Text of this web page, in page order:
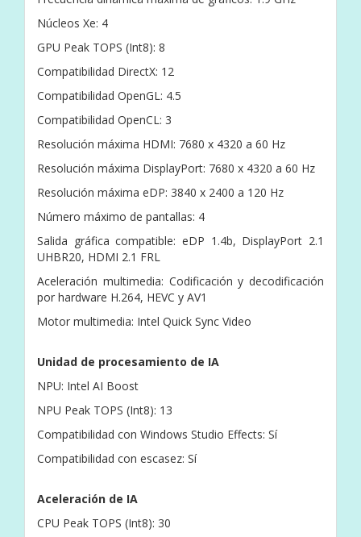
Núcleos Xe: 4
GPU Peak TOPS (Int8): 8
Compatibilidad DirectX: 12
Compatibilidad OpenGL: 4.5
Compatibilidad OpenCL: 3
Resolución máxima HDMI: 7680 x 4320 a 60 Hz
Resolución máxima DisplayPort: 7680 x 4320 a 60 Hz
Resolución máxima eDP: 3840 x 2400 a 120 Hz
Número máximo de pantallas: 4
Salida gráfica compatible: eDP 1.4b, DisplayPort 2.1
UHBR20, HDMI 2.1 FRL
Aceleración multimedia: Codificación y decodificación
por hardware H.264, HEVC y AV1
Motor multimedia: Intel Quick Sync Video
Unidad de procesamiento de IA
NPU: Intel AI Boost
NPU Peak TOPS (Int8): 13
Compatibilidad con Windows Studio Effects: Sí
Compatibilidad con escasez: Sí
Aceleración de IA
CPU Peak TOPS (Int8): 30